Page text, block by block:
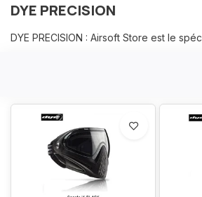
DYE PRECISION
DYE PRECISION : Airsoft Store est le
"Service après-vente" est à votre
questions et sera heureux de vous aider
réparations et les mises à niveau.
Nous garantissons les meilleurs prix